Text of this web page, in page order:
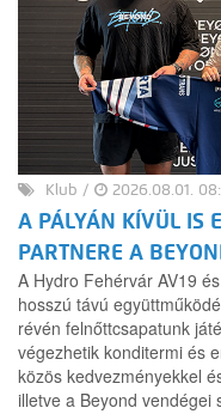
Klub / 2026.08.01.
A PÁLYÁN KÍVÜL IS
PARTNERE A
A Hydro Fehérvár AV19
hosszú távú
révén felnőttcsapatunk
végezhetik konditermi és
közös kedvezményekkel
illetve a Beyond vendégei